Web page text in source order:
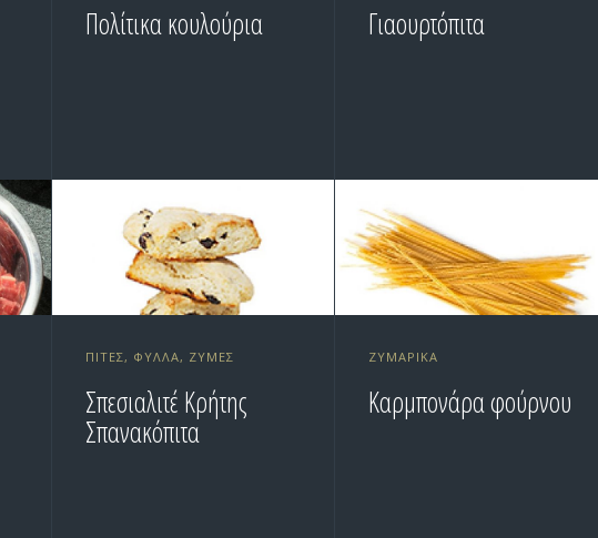
Πολίτικα κουλούρια Γιαουρτόπιτα
ΠΊΤΕΣ, ΦΎΛΛΑ, ΖΎΜΕΣ
Σπεσιαλιτέ Κρήτης
Σπανακόπιτα
ΖΥΜΑΡΙΚΆ
Καρμπονάρα φούρνου